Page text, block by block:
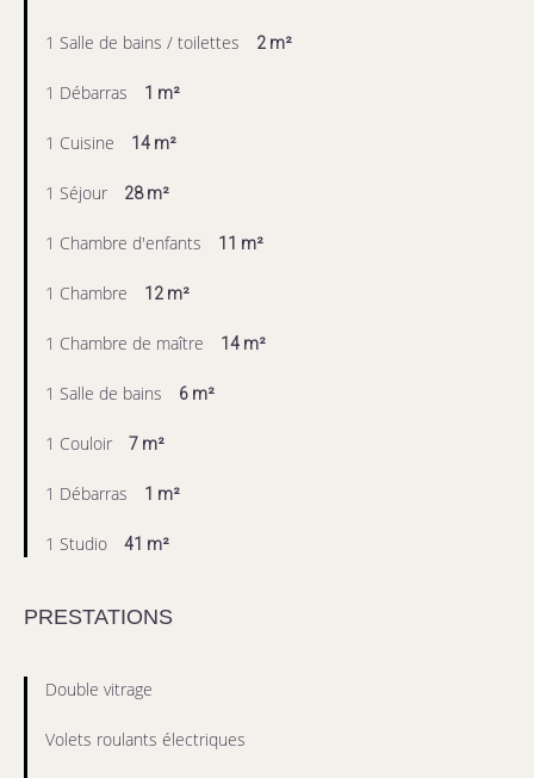
1 Salle de bains / toilettes 2 m²
1 Débarras 1 m²
1 Cuisine 14 m²
1 Séjour 28 m²
1 Chambre d'enfants 11 m²
1 Chambre 12 m²
1 Chambre de maître 14 m²
1 Salle de bains 6 m²
1 Couloir 7 m²
1 Débarras 1 m²
1 Studio 41 m²
PRESTATIONS
Double vitrage
Volets roulants électriques